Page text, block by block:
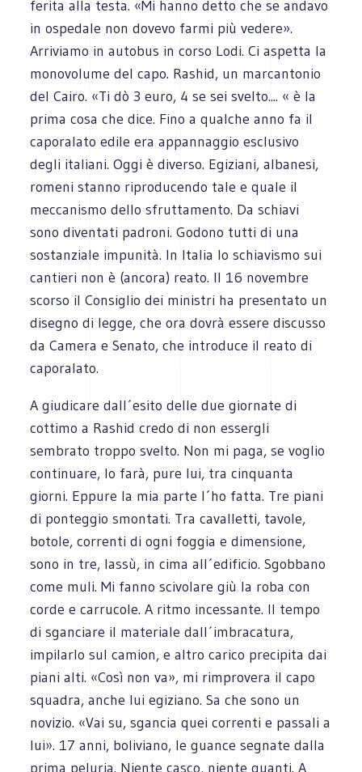
ferita alla testa. «Mi hanno detto che se andavo
in ospedale non dovevo farmi più vedere».
Arriviamo in autobus in corso Lodi. Ci aspetta la
monovolume del capo. Rashid, un marcantonio
del Cairo. «Ti dò 3 euro, 4 se sei svelto.... « è la
prima cosa che dice. Fino a qualche anno fa il
caporalato edile era appannaggio esclusivo
degli italiani. Oggi è diverso. Egiziani, albanesi,
romeni stanno riproducendo tale e quale il
meccanismo dello sfruttamento. Da schiavi
sono diventati padroni. Godono tutti di una
sostanziale impunità. In Italia lo schiavismo sui
cantieri non è (ancora) reato. Il 16 novembre
scorso il Consiglio dei ministri ha presentato un
disegno di legge, che ora dovrà essere discusso
da Camera e Senato, che introduce il reato di
caporalato.
A giudicare dall´esito delle due giornate di
cottimo a Rashid credo di non essergli
sembrato troppo svelto. Non mi paga, se voglio
continuare, lo farà, pure lui, tra cinquanta
giorni. Eppure la mia parte l´ho fatta. Tre piani
di ponteggio smontati. Tra cavalletti, tavole,
botole, correnti di ogni foggia e dimensione,
sono in tre, lassù, in cima all´edificio. Sgobbano
come muli. Mi fanno scivolare giù la roba con
corde e carrucole. A ritmo incessante. Il tempo
di sganciare il materiale dall´imbracatura,
impilarlo sul camion, e altro carico precipita dai
piani alti. «Così non va», mi rimprovera il capo
squadra, anche lui egiziano. Sa che sono un
novizio. «Vai su, sgancia quei correnti e passali a
lui». 17 anni, boliviano, le guance segnate dalla
prima peluria. Niente casco, niente guanti. A